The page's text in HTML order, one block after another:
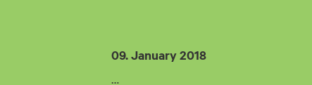
09. January 2018
…